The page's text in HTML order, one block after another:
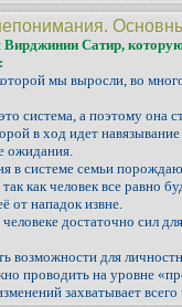
Вирджинии Сатир,
мы выросли, во
система, а поэтому она
в ход идет
ожидания.
в системе семьи
как человек все равно
от нападок извне.
достаточно сил
возможности для
проводить на уровне
захватывает